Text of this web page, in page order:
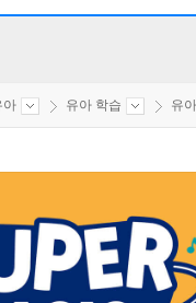
아 유아 학습 유